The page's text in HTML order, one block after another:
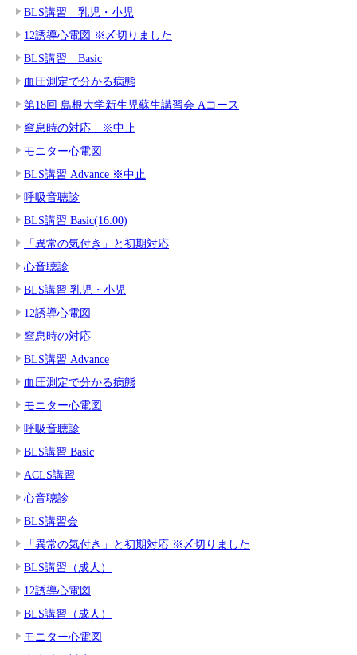
BLS講習 乳児・小児
12誘導心電図 ※〆切りました
BLS講習 Basic
血圧測定で分かる病態
第18回 島根大学新生児蘇生講習会 Aコース
窒息時の対応 ※中止
モニター心電図
BLS講習 Advance ※中止
呼吸音聴診
BLS講習 Basic(16:00)
「異常の気付き」と初期対応
心音聴診
BLS講習 乳児・小児
12誘導心電図
窒息時の対応
BLS講習 Advance
血圧測定で分かる病態
モニター心電図
呼吸音聴診
BLS講習 Basic
ACLS講習
心音聴診
BLS講習会
「異常の気付き」と初期対応 ※〆切りました
BLS講習（成人）
12誘導心電図
BLS講習（成人）
モニター心電図